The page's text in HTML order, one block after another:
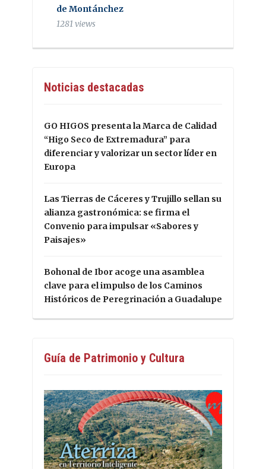
de Montánchez
1281 views
Noticias destacadas
GO HIGOS presenta la Marca de Calidad
“Higo Seco de Extremadura” para
diferenciar y valorizar un sector líder en
Europa
Las Tierras de Cáceres y Trujillo sellan su
alianza gastronómica: se firma el
Convenio para impulsar «Sabores y
Paisajes»
Bohonal de Ibor acoge una asamblea
clave para el impulso de los Caminos
Históricos de Peregrinación a Guadalupe
Guía de Patrimonio y Cultura